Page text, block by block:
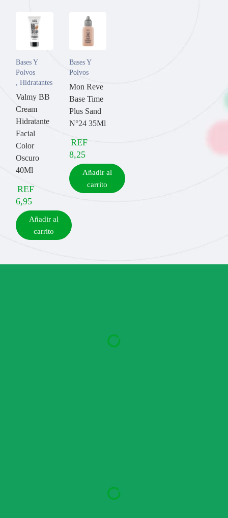
Bases Y
Polvos
Hidratantes
Valmy BB
Cream
Hidratante
Facial
Color
Oscuro
40Ml
REF
6,95
Añadir al
carrito
Bases Y
Polvos
Mon Reve
Base Time
Plus Sand
N°24 35Ml
REF
8,25
Añadir al
carrito